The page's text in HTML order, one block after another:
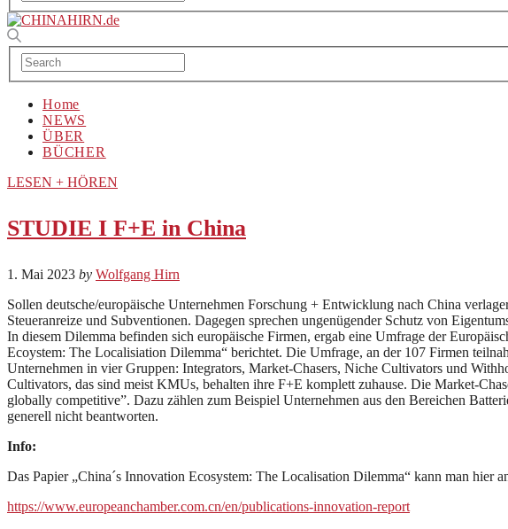
Home
NEWS
ÜBER
BÜCHER
LESEN + HÖREN
STUDIE I F+E in China
1. Mai 2023 by Wolfgang Hirn
Sollen deutsche/europäische Unternehmen Forschung + Entwicklung nach China
Steueranreize und Subventionen. Dagegen sprechen ungenügender Schutz von
In diesem Dilemma befinden sich europäische Firmen, ergab eine Umfrage der
Ecoystem: The Localisiation Dilemma“ berichtet. Die Umfrage, an der 107 Firmen
Unternehmen in vier Gruppen: Integrators, Market-Chasers, Niche Cultivators und
Cultivators, das sind meist KMUs, behalten ihre F+E komplett zuhause. Die Market-
globally competitive”. Dazu zählen zum Beispiel Unternehmen aus den Bereichen
generell nicht beantworten.
Info:
Das Papier „China´s Innovation Ecosystem: The Localisation Dilemma“ kann man hier
https://www.europeanchamber.com.cn/en/publications-innovation-report